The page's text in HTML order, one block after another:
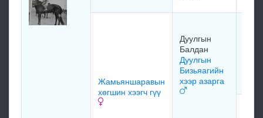
Жамьяншаравын
хөгшин хээгч гүү
Дуулгын
Балдан
Дуулгын
Бизьяагийн
хээр азарга